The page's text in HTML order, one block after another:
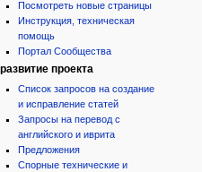
Посмотреть новые страницы
Инструкция, техническая
помощь
Портал Сообщества
развитие проекта
Список запросов на создание
и исправление статей
Запросы на перевод с
английского и иврита
Предложения
Спорные технические и